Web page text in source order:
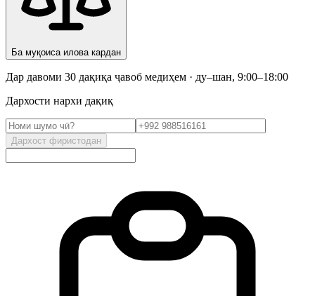
Ба муқоиса илова кардан
Дар давоми 30 дақиқа ҷавоб медиҳем · ду–шан, 9:00–18:00
Дархости нархи дақиқ
Дархост фиристодан